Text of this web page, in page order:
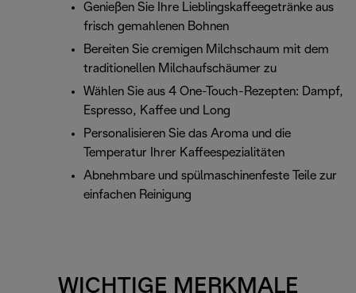
Genießen Sie Ihre Lieblingskaffeegetränke aus
frisch gemahlenen Bohnen
Bereiten Sie cremigen Milchschaum mit dem
traditionellen Milchaufschäumer zu
Wählen Sie aus 4 One-Touch-Rezepten: Dampf,
Espresso, Kaffee und Long
Personalisieren Sie das Aroma und die
Temperatur Ihrer Kaffeespezialitäten
Abnehmbare und spülmaschinenfeste Teile zur
einfachen Reinigung
WICHTIGE MERKMALE